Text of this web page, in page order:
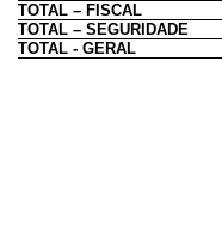
TOTAL – FISCAL
TOTAL – SEGURIDADE
TOTAL - GERAL